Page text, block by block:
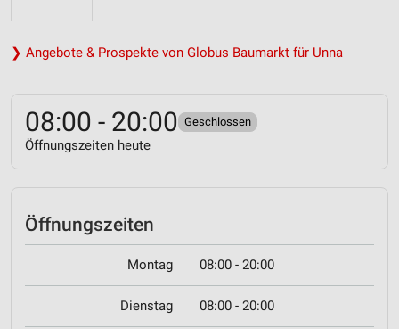
❯ Angebote & Prospekte von Globus Baumarkt für Unna
08:00 - 20:00 Geschlossen
Öffnungszeiten heute
Öffnungszeiten
Montag 08:00 - 20:00
Dienstag 08:00 - 20:00